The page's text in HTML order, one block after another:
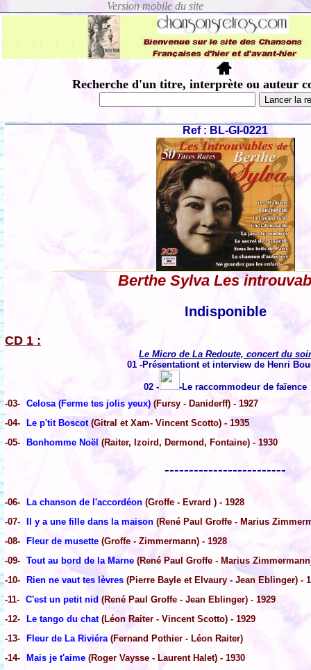
Recherche d'un titre, interprète ou auteur
Ref : BL-GI-0221
Berthe Sylva Les
Indisponible
CD 1 :
Le Micro de La Redoute, concert du
01 -Présentationt et interview de Henri
02 -
-Le raccommodeur de faïence
-03- Celosa (Ferme tes jolis yeux) (Fursy - Daniderff) - 1927
-04-
Le p'tit Boscot(Gitral et Xam- Vincent Scotto) - 1935
-05-
Bonhomme Noël (Raiter, Izoird, Dermond, Fontaine) - 1930
-------------------------
-06- La chanson de l'accordéon (Groffe - Evrard ) - 1928
-07-
Il y a une fille dans la maison (René Paul Groffe - Marius
-08-
Fleur de musette (Groffe - Zimmermann) - 1928
-09- Tout au bord de la Marne (René Paul Groffe - Marius
-10-
Rien ne vaut tes lèvres (Pierre Bayle et Elvaury - Jean Eblinger) -
-11- C'est un petit nid (René Paul Groffe - Jean Eblinger) - 1929
-12-
Le tango du chat (Léon Raiter - Vincent Scotto) - 1929
-13-
Fleur de La Riviéra(Fernand Pothier - Léon Raiter)
-14-
Mais je t'aime (Roger Vaysse - Laurent Halet) - 1930